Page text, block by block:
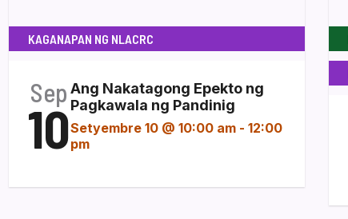
KAGANAPAN NG NLACRC
Sep
10
Ang Nakatagong Epekto ng
Pagkawala ng Pandinig
Setyembre 10 @ 10:00 am - 12:00
pm